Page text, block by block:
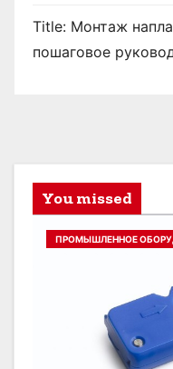
Title: Монтаж
пошаговое
You missed
ПРОМЫШЛЕННОЕ